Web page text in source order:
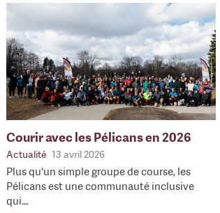
Courir avec les Pélicans en 2026
Actualité 13 avril 2026
Plus qu'un simple groupe de course, les
Pélicans est une communauté inclusive
qui…